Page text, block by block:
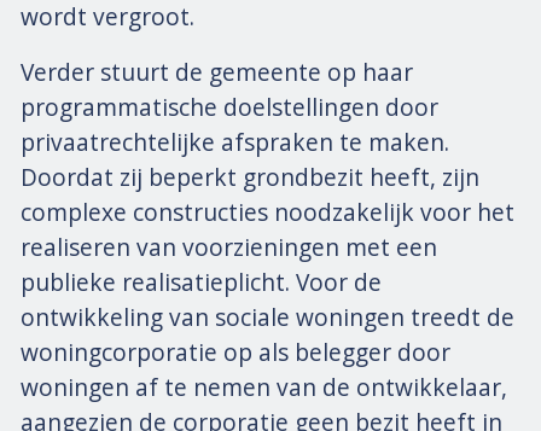
wordt vergroot.
Verder stuurt de gemeente op haar
programmatische doelstellingen door
privaatrechtelijke afspraken te maken.
Doordat zij beperkt grondbezit heeft, zijn
complexe constructies noodzakelijk voor het
realiseren van voorzieningen met een
publieke realisatieplicht. Voor de
ontwikkeling van sociale woningen treedt de
woningcorporatie op als belegger door
woningen af te nemen van de ontwikkelaar,
aangezien de corporatie geen bezit heeft in